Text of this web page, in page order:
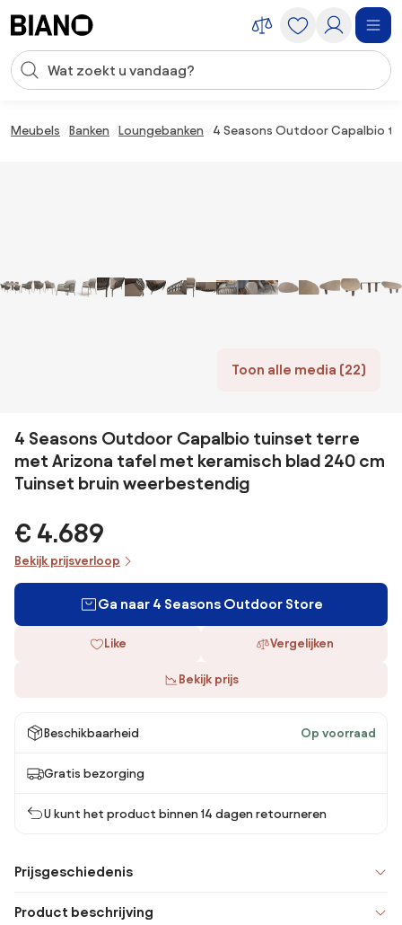
Zoekopdracht invoeren
Meubels Banken Loungebanken 4 Seasons Outdoor Capalbio
Toon alle media (22)
4 Seasons Outdoor Capalbio tuinset terre
met Arizona tafel met keramisch blad 240 cm
Tuinset bruin weerbestendig
€ 4.689
Bekijk prijsverloop
Ga naar 4 Seasons Outdoor Store
Like Vergelijken
Bekijk prijs
Beschikbaarheid Op voorraad
Gratis bezorging
U kunt het product binnen 14 dagen retourneren
Prijsgeschiedenis
Product beschrijving